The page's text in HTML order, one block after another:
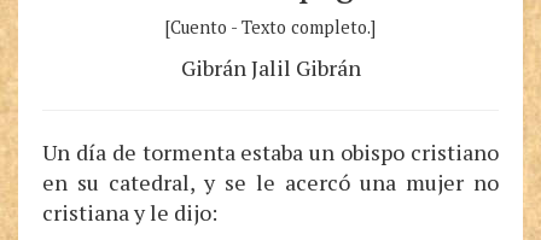
[Cuento - Texto completo.]
Gibrán Jalil Gibrán
Un día de tormenta estaba un obispo cristiano
en su catedral, y se le acercó una mujer no
cristiana y le dijo: